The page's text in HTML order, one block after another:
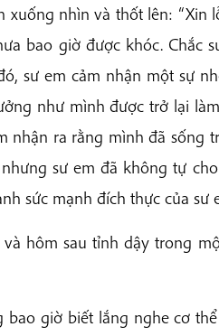
xuống nhìn và thốt lên: “Xin
bao giờ được khóc. Chắc
sư em cảm nhận một sự
như mình được trở lại
nhận ra rằng mình đã sống
sư em đã không tự
sức mạnh đích thực của sư
hôm sau tỉnh dậy trong
bao giờ biết lắng nghe cơ